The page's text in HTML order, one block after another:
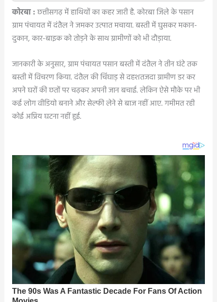
कोरबा :छत्तीसगढ़ में हाथियों का कहर जारी है. कोरबा जिले के पसान
ग्राम पंचायत में दंतैल ने जमकर उत्पात मचाया. बस्ती में घुसकर मकान-
दुकान, कार-बाइक को तोड़ने के साथ ग्रामीणों को भी दौड़ाया.
जानकारी के अनुसार, ग्राम पंचायत पसान बस्ती में दंतैल ने तीन घंटे तक
बस्ती में विचरण किया. दंतैल की चिंघाड़ से दहशतजदा ग्रामीण डर कर
अपने घरों की छतों पर चढ़कर अपनी जान बचाई. लेकिन ऐसे मौके पर भी
कई लोग वीडियो बनाने और सेल्फी लेने से बाज नहीं आए. गमीमत रही
कोई अप्रिय घटना नहीं हुई.